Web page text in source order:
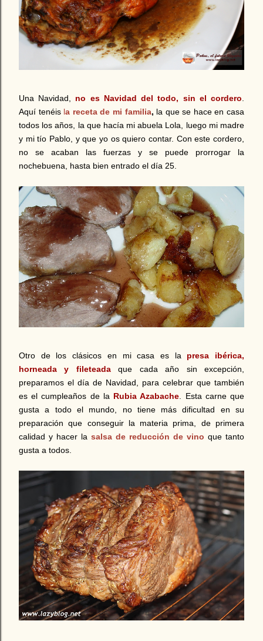
Una Navidad, no es Navidad del todo, sin el cordero.
Aquí tenéis la receta de mi familia, la que se hace en casa
todos los años, la que hacía mi abuela Lola, luego mi madre
y mi tío Pablo, y que yo os quiero contar. Con este cordero,
no se acaban las fuerzas y se puede prorrogar la
nochebuena, hasta bien entrado el día 25.
Otro de los clásicos en mi casa es la presa ibérica,
horneada y fileteadaque cada año sin excepción,
preparamos el día de Navidad, para celebrar que también
es el cumpleaños de la Rubia Azabache . Esta carne que
gusta a todo el mundo, no tiene más dificultad en su
preparación que conseguir la materia prima, de primera
calidad y hacer la salsa de reducción de vino que tanto
gusta a todos.